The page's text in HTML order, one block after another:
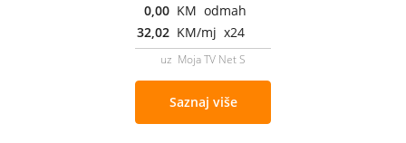
0,00 KM odmah
32,02 KM/mj x24
uz Moja TV Net S
Saznaj više